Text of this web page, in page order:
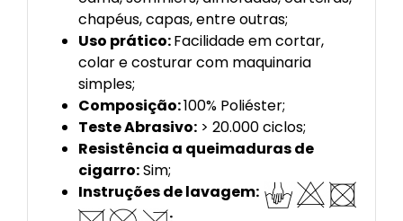
chapéus, capas, entre outras;
Uso prático:Facilidade em cortar,
colar e costurar com maquinaria
simples;
Composição:100% Poliéster;
Teste Abrasivo:> 20.000 ciclos;
Resistência a queimaduras de
cigarro:Sim;
Instruções de lavagem: